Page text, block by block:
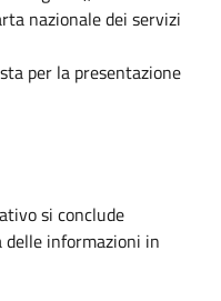
nazionale dei servizi
per la presentazione
si conclude
informazioni in